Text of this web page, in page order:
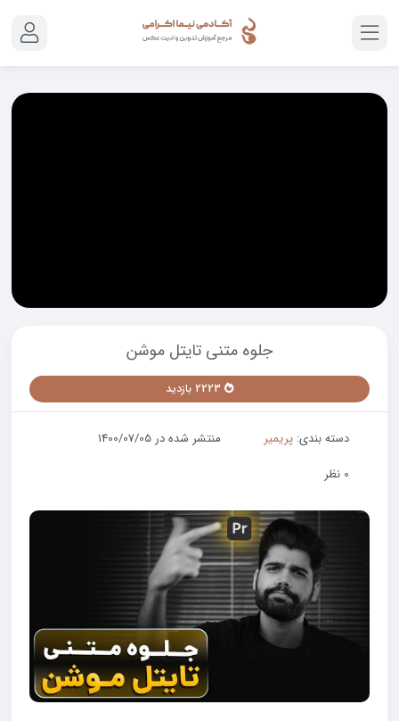
جلوه متنی تایتل موشن
2223 بازدید
دسته بندی: پریمیر
منتشر شده در 1400/07/05
0 نظر